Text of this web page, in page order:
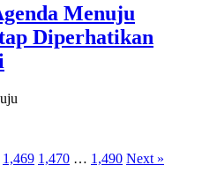
Menuju
Diperhatikan
1,469 1,470 … 1,490 Next »